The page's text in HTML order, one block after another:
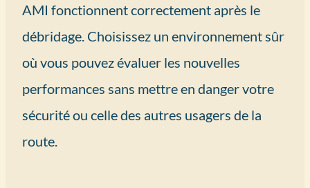
AMI fonctionnent correctement après le
débridage. Choisissez un environnement sûr
où vous pouvez évaluer les nouvelles
performances sans mettre en danger votre
sécurité ou celle des autres usagers de la
route.